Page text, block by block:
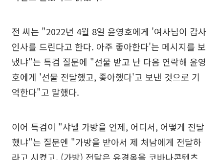
전 씨는 "2022년 4월 8일 윤영호에게 '여사님이 감사
인사를 드린다고 한다. 아주 좋아한다'는 메시지를 보
냈냐"는 특검 질문에 "선물 받고 난 다음 연락해 윤영
호에게 '선물 전달했고, 좋아했다'고 보낸 것으로 기
억한다"고 말했다.
이어 특검이 "샤넬 가방을 언제, 어디서, 어떻게 전달
했냐"는 질문엔 "가방을 받아서 제 처남에게 전달하
라고 시켰고, (가방) 전달은 유경옥을 코바나콘텐츠